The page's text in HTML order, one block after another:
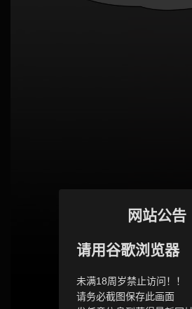
网站公告
请用谷歌浏览器
未满18周岁禁止访问！！
请务必截图保存此画面